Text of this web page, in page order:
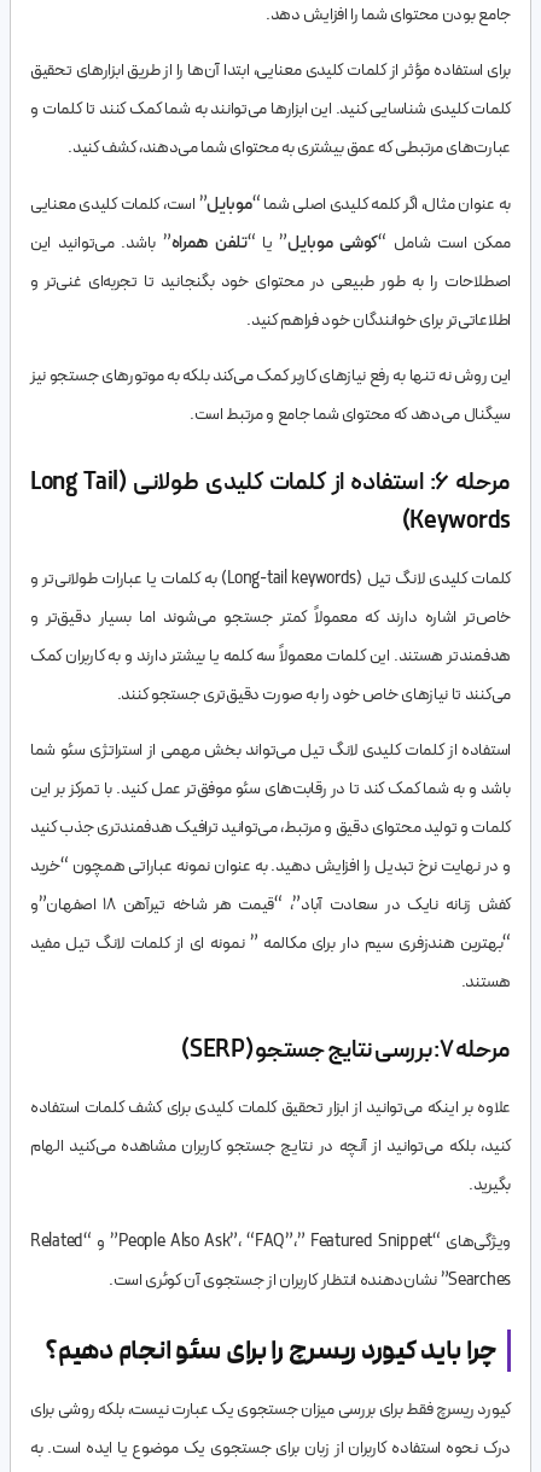
جامع بودن محتوای شما را افزایش دهد.
برای استفاده مؤثر از کلمات کلیدی معنایی، ابتدا آن‌ها را از طریق ابزارهای تحقیق
کلمات کلیدی شناسایی کنید. این ابزارها می‌توانند به شما کمک کنند تا کلمات و
عبارت‌های مرتبطی که عمق بیشتری به محتوای شما می‌دهند، کشف کنید.
به عنوان مثال، اگر کلمه کلیدی اصلی شما “موبایل” است، کلمات کلیدی معنایی
ممکن است شامل “کوشی موبایل” یا “تلفن همراه” باشد. می‌توانید این
اصطلاحات را به طور طبیعی در محتوای خود بگنجانید تا تجربه‌ای غنی‌تر و
اطلاعاتی‌تر برای خوانندگان خود فراهم کنید.
این روش نه تنها به رفع نیازهای کاربر کمک می‌کند بلکه به موتورهای جستجو نیز
سیگنال می‌دهد که محتوای شما جامع و مرتبط است.
مرحله 6: استفاده از کلمات کلیدی طولانی (Long Tail
Keywords)
کلمات کلیدی لانگ تیل (Long-tail keywords) به کلمات یا عبارات طولانی‌تر و
خاص‌تر اشاره دارند که معمولاً کمتر جستجو می‌شوند اما بسیار دقیق‌تر و
هدفمندتر هستند. این کلمات معمولاً سه کلمه یا بیشتر دارند و به کاربران کمک
می‌کنند تا نیازهای خاص خود را به صورت دقیق‌تری جستجو کنند.
استفاده از کلمات کلیدی لانگ تیل می‌تواند بخش مهمی از استراتژی سئو شما
باشد و به شما کمک کند تا در رقابت‌های سئو موفق‌تر عمل کنید. با تمرکز بر این
کلمات و تولید محتوای دقیق و مرتبط، می‌توانید ترافیک هدفمندتری جذب کنید
و در نهایت نرخ تبدیل را افزایش دهید. به عنوان نمونه عباراتی همچون “خرید
کفش زنانه نایک در سعادت آباد”، “قیمت هر شاخه تیرآهن 18 اصفهان”و
“بهترین هندزفری سیم دار برای مکالمه ” نمونه ای از کلمات لانگ تیل مفید
هستند.
مرحله 7: بررسی نتایج جستجو (SERP)
علاوه بر اینکه می‌توانید از ابزار تحقیق کلمات کلیدی برای کشف کلمات استفاده
کنید، بلکه می‌توانید از آنچه در نتایج جستجو کاربران مشاهده می‌کنید الهام
بگیرید.
ویژگی‌های “People Also Ask”، “FAQ”،” Featured Snippet” و “Related
Searches” نشان‌دهنده انتظار کاربران از جستجوی آن کوئری است.
چرا باید کیورد ریسرچ را برای سئو انجام دهیم؟
کیورد ریسرچ فقط برای بررسی میزان جستجوی یک عبارت نیست، بلکه روشی برای
درک نحوه استفاده کاربران از زبان برای جستجوی یک موضوع یا ایده است. به